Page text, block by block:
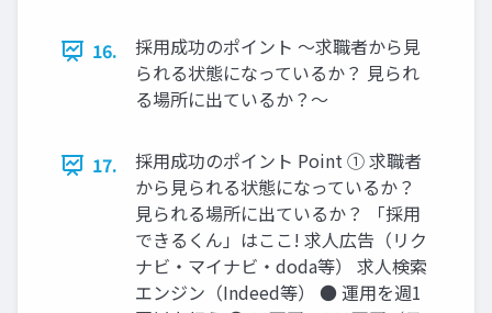
16.
採⽤成功のポイント 〜求職者から⾒
られる状態になっているか？ ⾒られ
る場所に出ているか？〜
17.
採⽤成功のポイント Point ① 求職者
から⾒られる状態になっているか？
⾒られる場所に出ているか？ 「採⽤
できるくん」はここ! 求⼈広告（リク
ナビ‧マイナビ‧doda等） 求⼈検索
エンジン（Indeed等） ● 運⽤を週1